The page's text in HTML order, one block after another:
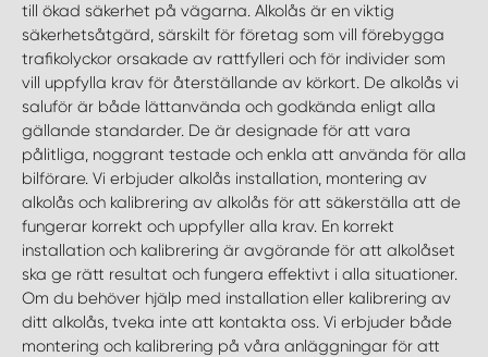
till ökad säkerhet på vägarna. Alkolås är en viktig
säkerhetsåtgärd, särskilt för företag som vill förebygga
trafikolyckor orsakade av rattfylleri och för individer som
vill uppfylla krav för återställande av körkort. De alkolås vi
saluför är både lättanvända och godkända enligt alla
gällande standarder. De är designade för att vara
pålitliga, noggrant testade och enkla att använda för alla
bilförare. Vi erbjuder alkolås installation, montering av
alkolås och kalibrering av alkolås för att säkerställa att de
fungerar korrekt och uppfyller alla krav. En korrekt
installation och kalibrering är avgörande för att alkolåset
ska ge rätt resultat och fungera effektivt i alla situationer.
Om du behöver hjälp med installation eller kalibrering av
ditt alkolås, tveka inte att kontakta oss. Vi erbjuder både
montering och kalibrering på våra anläggningar för att
WORK SYSTEM JÖNKÖPING
WORK SYSTEM KALMAR
WORK SYSTEM KARLSTAD
WORK SYSTEM KIRUNA
WORK SYSTEM KRISTIANSTAD
WORK SYSTEM LINKÖPING